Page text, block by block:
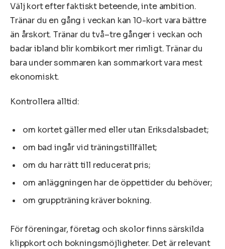
Välj kort efter faktiskt beteende, inte ambition.
Tränar du en gång i veckan kan 10-kort vara bättre
än årskort. Tränar du två–tre gånger i veckan och
badar ibland blir kombikort mer rimligt. Tränar du
bara under sommaren kan sommarkort vara mest
ekonomiskt.
Kontrollera alltid:
om kortet gäller med eller utan Eriksdalsbadet;
om bad ingår vid träningstillfället;
om du har rätt till reducerat pris;
om anläggningen har de öppettider du behöver;
om gruppträning kräver bokning.
För föreningar, företag och skolor finns särskilda
klippkort och bokningsmöjligheter. Det är relevant